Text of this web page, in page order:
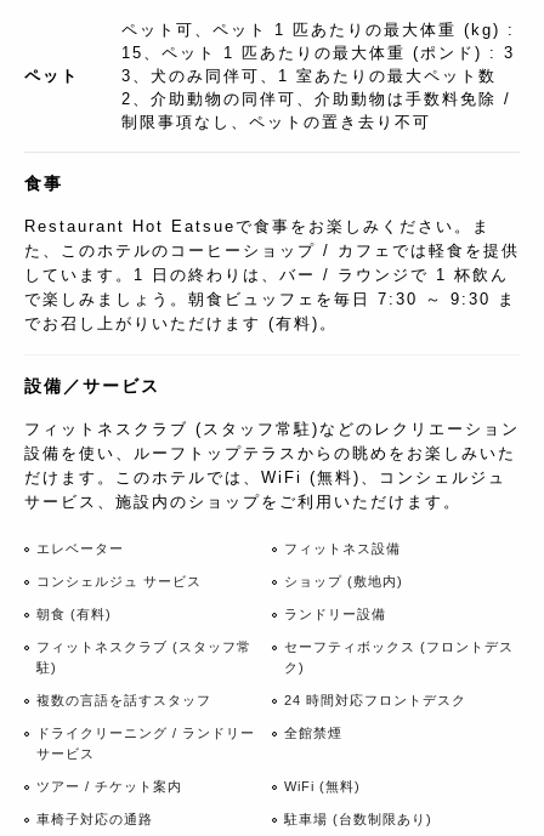
ペット
ペット可、ペット 1 匹あたりの最大体重 (kg) :
15、ペット 1 匹あたりの最大体重 (ポンド) : 3
3、犬のみ同伴可、1 室あたりの最大ペット数
2、介助動物の同伴可、介助動物は手数料免除 /
制限事項なし、ペットの置き去り不可
食事
Restaurant Hot Eatsueで食事をお楽しみください。ま
た、このホテルのコーヒーショップ / カフェでは軽食を提供
しています。1 日の終わりは、バー / ラウンジで 1 杯飲ん
で楽しみましょう。朝食ビュッフェを毎日 7:30 ～ 9:30 ま
でお召し上がりいただけます (有料)。
設備／サービス
フィットネスクラブ (スタッフ常駐)などのレクリエーション
設備を使い、ルーフトップテラスからの眺めをお楽しみいた
だけます。このホテルでは、WiFi (無料)、コンシェルジュ
サービス、施設内のショップをご利用いただけます。
エレベーター フィットネス設備
コンシェルジュ サービス ショップ (敷地内)
朝食 (有料) ランドリー設備
フィットネスクラブ (スタッフ常
駐)
セーフティボックス (フロントデス
ク)
複数の言語を話すスタッフ 24 時間対応フロントデスク
ドライクリーニング / ランドリー
サービス
全館禁煙
ツアー / チケット案内 WiFi (無料)
車椅子対応の通路 駐車場 (台数制限あり)